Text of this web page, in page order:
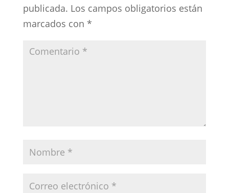
publicada. Los campos obligatorios están
marcados con *